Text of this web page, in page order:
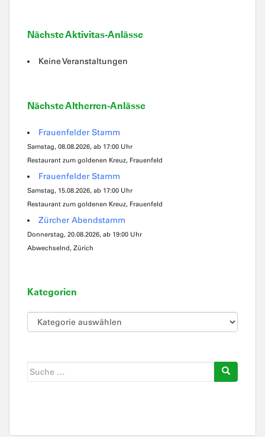
Nächste Aktivitas-Anlässe
Keine Veranstaltungen
Nächste Altherren-Anlässe
Frauenfelder Stamm
Samstag, 08.08.2026, ab 17:00 Uhr
Restaurant zum goldenen Kreuz, Frauenfeld
Frauenfelder Stamm
Samstag, 15.08.2026, ab 17:00 Uhr
Restaurant zum goldenen Kreuz, Frauenfeld
Zürcher Abendstamm
Donnerstag, 20.08.2026, ab 19:00 Uhr
Abwechselnd, Zürich
Kategorien
Kategorien
Suche